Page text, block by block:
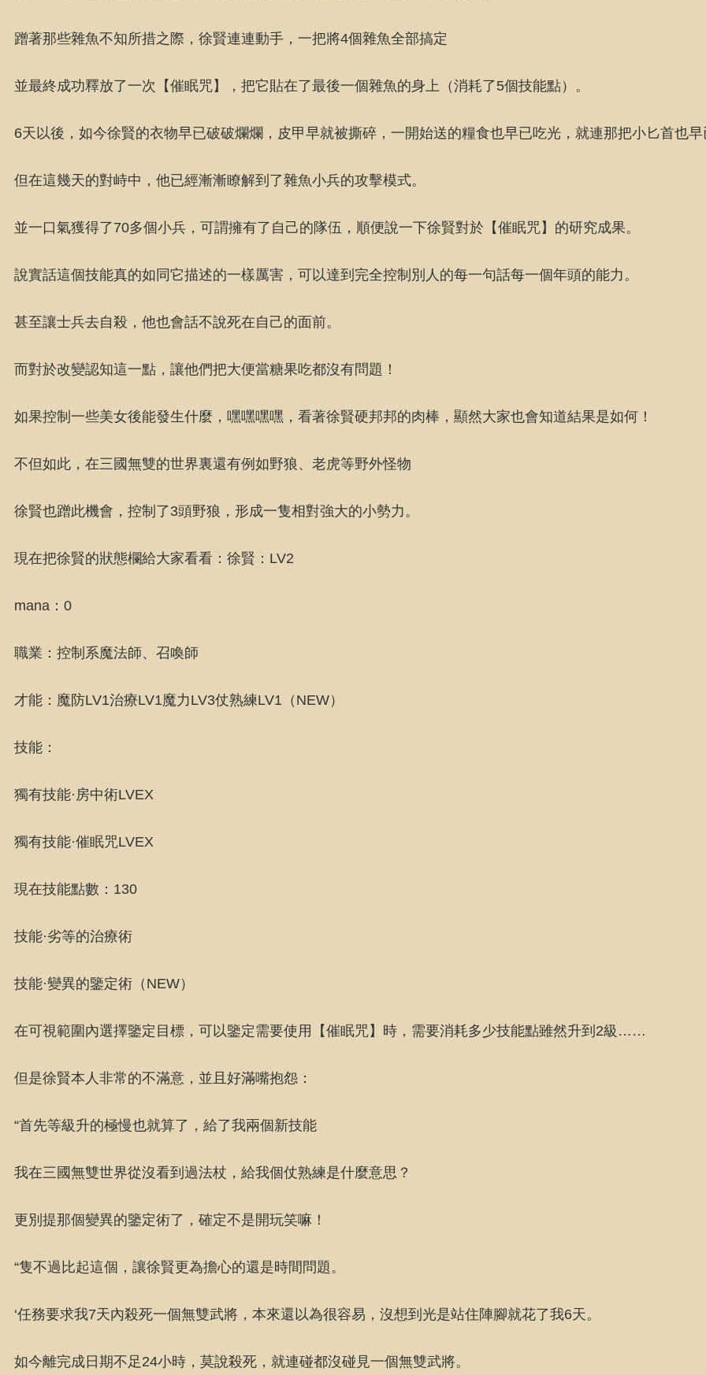
蹭著那些雜魚不知所措之際，徐賢連連動手，一把將4個雜魚全部搞定
並最終成功釋放了一次【催眠咒】，把它貼在了最後一個雜魚的身上（消耗了5個技能點）。
6天以後，如今徐賢的衣物早已破破爛爛，皮甲早就被撕碎，一開始送的糧食也早已吃光，就連那把小匕首也早
但在這幾天的對峙中，他已經漸漸瞭解到了雜魚小兵的攻擊模式。
並一口氣獲得了70多個小兵，可謂擁有了自己的隊伍，順便說一下徐賢對於【催眠咒】的研究成果。
說實話這個技能真的如同它描述的一樣厲害，可以達到完全控制別人的每一句話每一個年頭的能力。
甚至讓士兵去自殺，他也會話不說死在自己的面前。
而對於改變認知這一點，讓他們把大便當糖果吃都沒有問題！
如果控制一些美女後能發生什麼，嘿嘿嘿嘿，看著徐賢硬邦邦的肉棒，顯然大家也會知道結果是如何！
不但如此，在三國無雙的世界裏還有例如野狼、老虎等野外怪物
徐賢也蹭此機會，控制了3頭野狼，形成一隻相對強大的小勢力。
現在把徐賢的狀態欄給大家看看：徐賢：LV2
mana：0
職業：控制系魔法師、召喚師
才能：魔防LV1治療LV1魔力LV3仗熟練LV1（NEW）
技能：
獨有技能·房中術LVEX
獨有技能·催眠咒LVEX
現在技能點數：130
技能·劣等的治療術
技能·變異的鑒定術（NEW）
在可視範圍內選擇鑒定目標，可以鑒定需要使用【催眠咒】時，需要消耗多少技能點雖然升到2級……
但是徐賢本人非常的不滿意，並且好滿嘴抱怨：
“首先等級升的極慢也就算了，給了我兩個新技能
我在三國無雙世界從沒看到過法杖，給我個仗熟練是什麼意思？
更別提那個變異的鑒定術了，確定不是開玩笑嘛！
“隻不過比起這個，讓徐賢更為擔心的還是時間問題。
‘任務要求我7天內殺死一個無雙武將，本來還以為很容易，沒想到光是站住陣腳就花了我6天。
如今離完成日期不足24小時，莫說殺死，就連碰都沒碰見一個無雙武將。